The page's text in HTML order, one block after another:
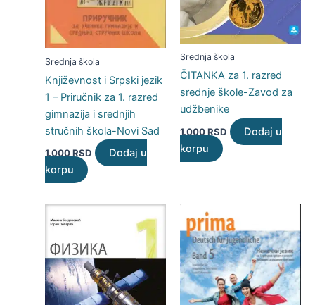
Srednja škola
Književnost i Srpski jezik
1 – Priručnik za 1. razred
gimnazija i srednjih
stručnih škola-Novi Sad
1.000RSD
Dodaj u
korpu
Srednja škola
ČITANKA za 1. razred
srednje škole-Zavod za
udžbenike
1.000RSD
Dodaj u
korpu